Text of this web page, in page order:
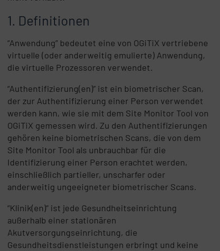
Definitionen
“Anwendung” bedeutet eine von OGiTiX vertriebene
virtuelle (oder anderweitig emulierte) Anwendung,
die virtuelle Prozessoren verwendet.
“Authentifizierung(en)” ist ein biometrischer Scan,
der zur Authentifizierung einer Person verwendet
werden kann, wie sie mit dem Site Monitor Tool von
OGiTiX gemessen wird. Zu den Authentifizierungen
gehören keine biometrischen Scans, die von dem
Site Monitor Tool als unbrauchbar für die
Identifizierung einer Person erachtet werden,
einschließlich partieller, unscharfer oder
anderweitig ungeeigneter biometrischer Scans.
“Klinik(en)” ist jede Gesundheitseinrichtung
außerhalb einer stationären
Akutversorgungseinrichtung, die
Gesundheitsdienstleistungen erbringt und keine